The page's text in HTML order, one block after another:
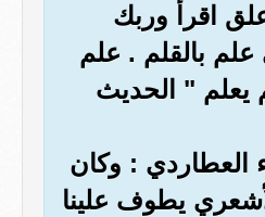
اقرأ وربك
علم بالقلم . علم
يعلم " الحديث
العطاردي : وكان
يطوف علينا